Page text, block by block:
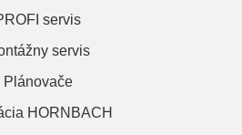
servis
servis
Plánovače
HORNBACH